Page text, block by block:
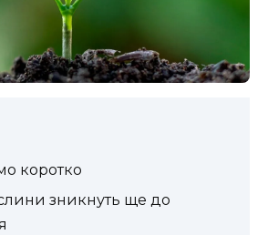
коротко
зникнуть ще до